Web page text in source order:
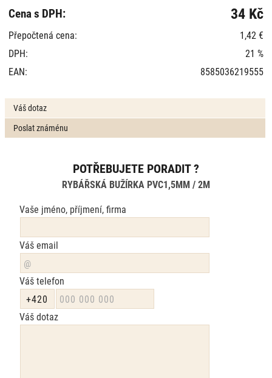
Cena s DPH: 34 Kč
Přepočtená cena:
1,42 €
DPH:
21 %
EAN:
8585036219555
Váš dotaz
Poslat známénu
POTŘEBUJETE PORADIT ?
RYBÁŘSKÁ BUŽÍRKA PVC1,5MM / 2M
Vaše jméno, příjmení, firma
Váš email
Váš telefon
Váš dotaz